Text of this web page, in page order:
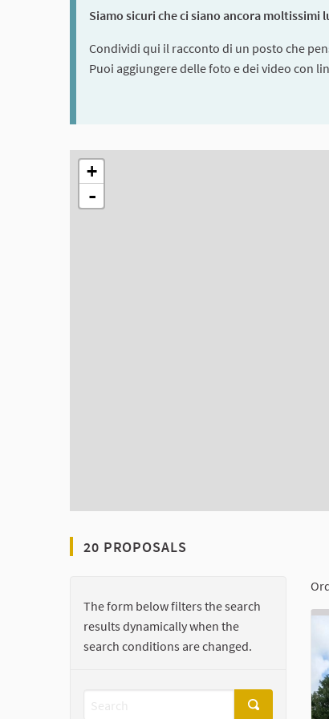
Siamo sicuri che ci siano ancora moltissimi
Condividi qui il racconto di un posto che
Puoi aggiungere delle foto e dei video con
The following element is a map which
+
-
20 PROPOSALS
The form below filters the search
results dynamically when the
search conditions are changed.